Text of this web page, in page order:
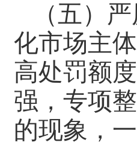
（五）
化市场主
高处罚额
强，专项
的现象，